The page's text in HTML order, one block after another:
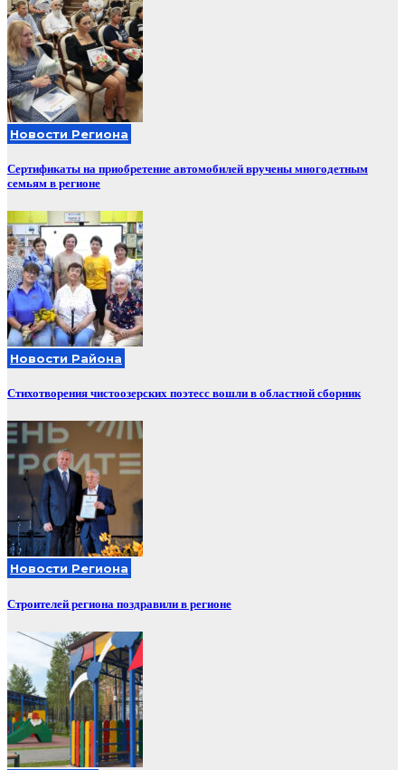
Новости Региона
Сертификаты на приобретение автомобилей вручены многодетным
семьям в регионе
Новости Района
Стихотворения чистоозерских поэтесс вошли в областной сборник
Новости Региона
Строителей региона поздравили в регионе